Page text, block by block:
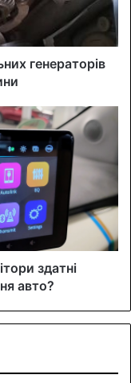
генераторів
здатні
авто?